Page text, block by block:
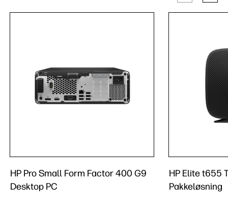
HP Pro Small Form Factor 400 G9
Desktop PC
HP Elite t655
Pakkeløsning